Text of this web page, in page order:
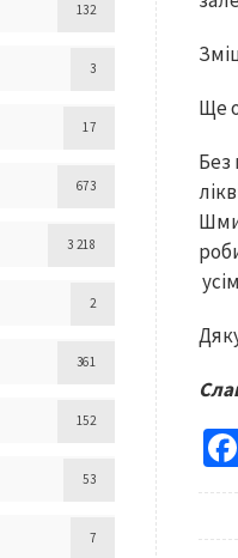
Ще
Без
132
3
17
673
3 218
2
361
152
53
7